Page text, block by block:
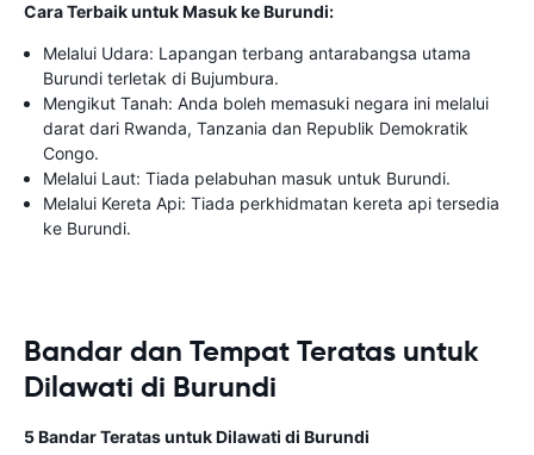
Cara Terbaik untuk Masuk ke Burundi:
Melalui Udara: Lapangan terbang antarabangsa utama
Burundi terletak di Bujumbura.
Mengikut Tanah: Anda boleh memasuki negara ini melalui
darat dari Rwanda, Tanzania dan Republik Demokratik
Congo.
Melalui Laut: Tiada pelabuhan masuk untuk Burundi.
Melalui Kereta Api: Tiada perkhidmatan kereta api tersedia
ke Burundi.
Bandar dan Tempat Teratas untuk
Dilawati di Burundi
5 Bandar Teratas untuk Dilawati di Burundi